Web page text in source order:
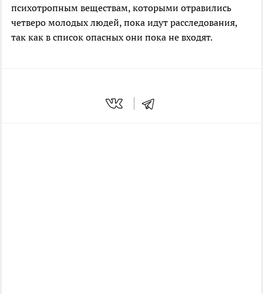
психотропным веществам, которыми отравились
четверо молодых людей, пока идут расследования,
так как в список опасных они пока не входят.